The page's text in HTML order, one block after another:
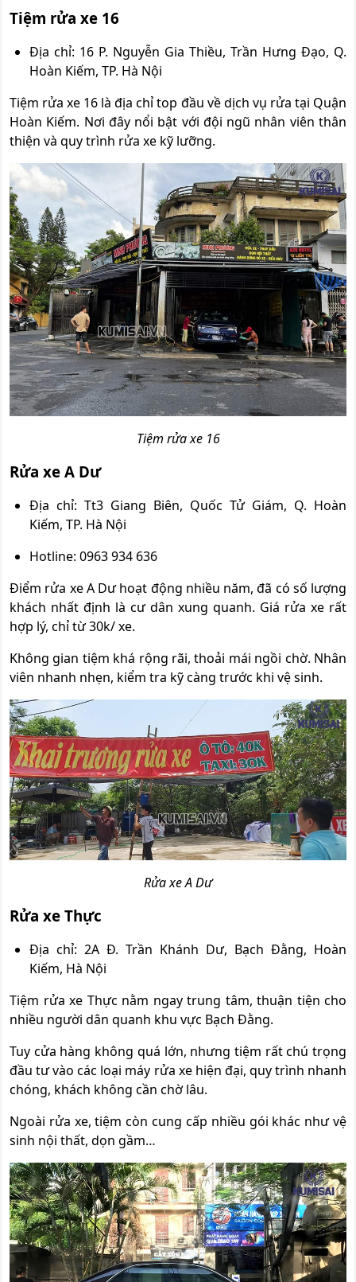
Tiệm rửa xe 16
Địa chỉ: 16 P. Nguyễn Gia Thiều, Trần Hưng Đạo, Q.
Hoàn Kiếm, TP. Hà Nội
Tiệm rửa xe 16 là địa chỉ top đầu về dịch vụ rửa tại Quận
Hoàn Kiếm. Nơi đây nổi bật với đội ngũ nhân viên thân
thiện và quy trình rửa xe kỹ lưỡng.
Tiệm rửa xe 16
Rửa xe A Dư
Địa chỉ: Tt3 Giang Biên, Quốc Tử Giám, Q. Hoàn
Kiếm, TP. Hà Nội
Hotline: 0963 934 636
Điểm rửa xe A Dư hoạt động nhiều năm, đã có số lượng
khách nhất định là cư dân xung quanh. Giá rửa xe rất
hợp lý, chỉ từ 30k/ xe.
Không gian tiệm khá rộng rãi, thoải mái ngồi chờ. Nhân
viên nhanh nhẹn, kiểm tra kỹ càng trước khi vệ sinh.
Rửa xe A Dư
Rửa xe Thực
Địa chỉ: 2A Đ. Trần Khánh Dư, Bạch Đằng, Hoàn
Kiếm, Hà Nội
Tiệm rửa xe Thực nằm ngay trung tâm, thuận tiện cho
nhiều người dân quanh khu vực Bạch Đằng.
Tuy cửa hàng không quá lớn, nhưng tiệm rất chú trọng
đầu tư vào các loại máy rửa xe hiện đại, quy trình nhanh
chóng, khách không cần chờ lâu.
Ngoài rửa xe, tiệm còn cung cấp nhiều gói khác như vệ
sinh nội thất, dọn gầm…